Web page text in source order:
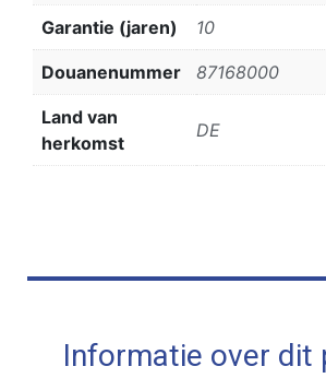
Garantie (jaren) 10
Douanenummer 87168000
Land van
herkomst
DE
Informatie over dit